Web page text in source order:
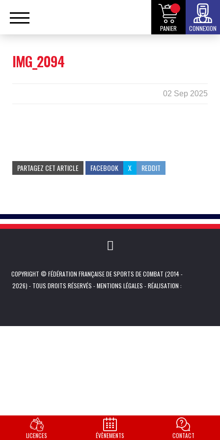
PANIER CONNEXION
IMG_2094
02 Sep 2025
PARTAGEZ CET ARTICLE FACEBOOK X REDDIT
COPYRIGHT © FÉDÉRATION FRANÇAISE DE SPORTS DE COMBAT (2014 -
2026) - TOUS DROITS RÉSERVÉS -MENTIONS LÉGALES - RÉALISATION :
LICENCES ÉVÈNEMENTS CONTACT